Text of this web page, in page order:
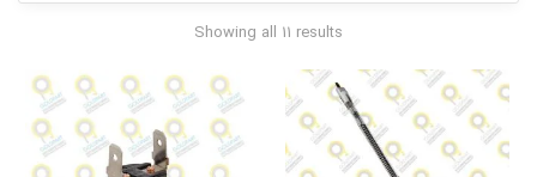
Showing all 11 results